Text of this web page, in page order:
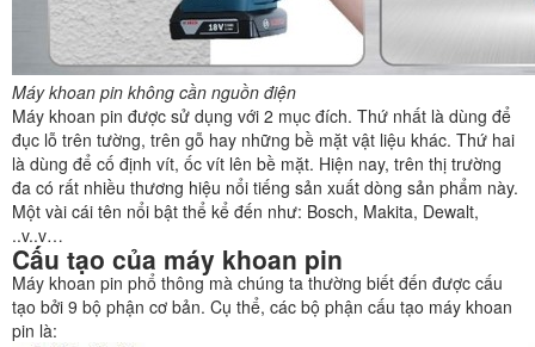
Máy khoan pin không cần nguồn điện
Máy khoan pin được sử dụng với 2 mục đích. Thứ nhất là dùng để
đục lỗ trên tường, trên gỗ hay những bề mặt vật liệu khác. Thứ hai
là dùng để cố định vít, ốc vít lên bề mặt. Hiện nay, trên thị trường
đa có rất nhiều thương hiệu nổi tiếng sản xuất dòng sản phẩm này.
Một vài cái tên nổi bật thể kể đến như: Bosch, Makita, Dewalt,
..v..v…
Cấu tạo của máy khoan pin
Máy khoan pin phổ thông mà chúng ta thường biết đến được cấu
tạo bởi 9 bộ phận cơ bản. Cụ thể, các bộ phận cấu tạo máy khoan
pin là: